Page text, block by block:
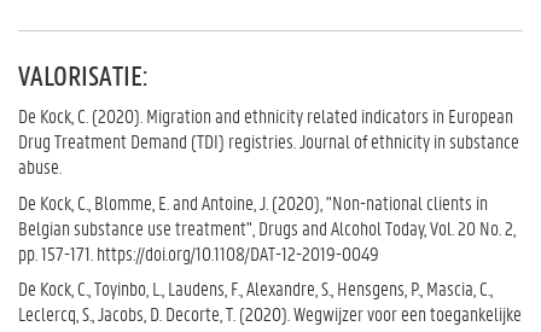
VALORISATIE:
De Kock, C. (2020). Migration and ethnicity related indicators in European
Drug Treatment Demand (TDI) registries. Journal of ethnicity in substance
abuse.
De Kock, C., Blomme, E. and Antoine, J. (2020), "Non-national clients in
Belgian substance use treatment", Drugs and Alcohol Today, Vol. 20 No. 2,
pp. 157-171. https://doi.org/10.1108/DAT-12-2019-0049
De Kock, C., Toyinbo, L., Laudens, F., Alexandre, S., Hensgens, P., Mascia, C.,
Leclercq, S., Jacobs, D. Decorte, T. (2020). Wegwijzer voor een toegankelijke